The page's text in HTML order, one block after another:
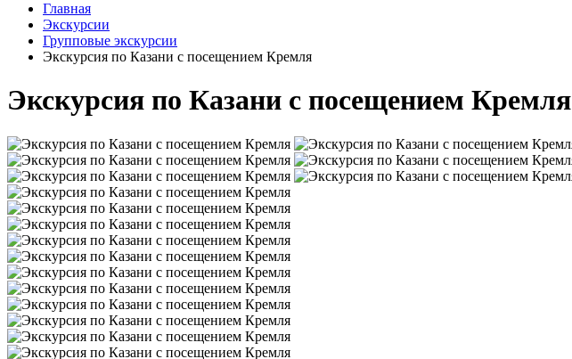
Главная
Экскурсии
Групповые экскурсии
Экскурсия по Казани с посещением Кремля
Экскурсия по Казани с посещением Кремля